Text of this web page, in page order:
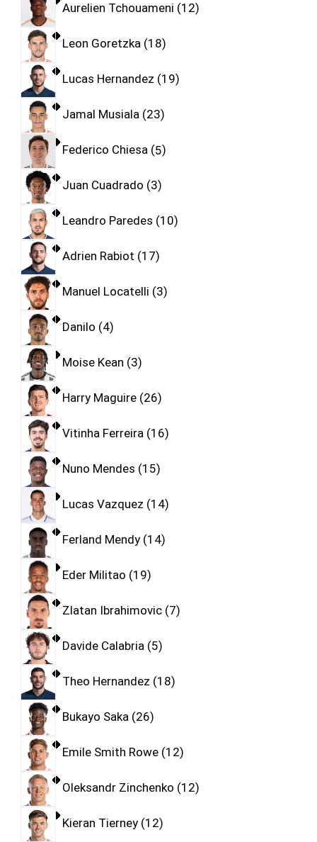
Aurelien Tchouameni 12
Leon Goretzka 18
Lucas Hernandez 19
Jamal Musiala 23
Federico Chiesa 5
Juan Cuadrado 3
Leandro Paredes 10
Adrien Rabiot 17
Manuel Locatelli 3
Danilo 4
Moise Kean 3
Harry Maguire 26
Vitinha Ferreira 16
Nuno Mendes 15
Lucas Vazquez 14
Ferland Mendy 14
Eder Militao 19
Zlatan Ibrahimovic 7
Davide Calabria 5
Theo Hernandez 18
Bukayo Saka 26
Emile Smith Rowe 12
Oleksandr Zinchenko 12
Kieran Tierney 12